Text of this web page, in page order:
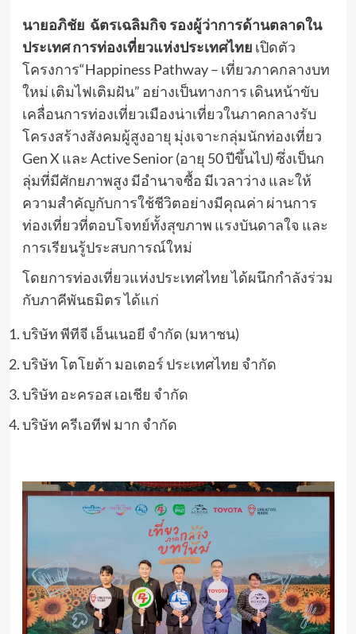
นายอภิชัย ฉัตรเฉลิมกิจ รองผู้ว่าการด้านตลาดใน
ประเทศ การท่องเที่ยวแห่งประเทศไทย เปิดตัว
โครงการ“Happiness Pathway – เที่ยวภาคกลางบท
ใหม่ เติมไฟเติมฝัน” อย่างเป็นทางการ เดินหน้าขับ
เคลื่อนการท่องเที่ยวเมืองน่าเที่ยวในภาคกลางรับ
โครงสร้างสังคมผู้สูงอายุ มุ่งเจาะกลุ่มนักท่องเที่ยว
Gen X และ Active Senior (อายุ 50 ปีขึ้นไป) ซึ่งเป็นก
ลุ่มที่มีศักยภาพสูง มีอำนาจซื้อ มีเวลาว่าง และให้
ความสำคัญกับการใช้ชีวิตอย่างมีคุณค่า ผ่านการ
ท่องเที่ยวที่ตอบโจทย์ทั้งสุขภาพ แรงบันดาลใจ และ
การเรียนรู้ประสบการณ์ใหม่
โดยการท่องเที่ยวแห่งประเทศไทย ได้ผนึกกำลังร่วม
กับภาคีพันธมิตร ได้แก่
บริษัท พีทีจี เอ็นเนอยี จำกัด (มหาชน)
บริษัท โตโยต้า มอเตอร์ ประเทศไทย จำกัด
บริษัท อะครอส เอเชีย จำกัด
บริษัท ครีเอทีฟ มาก จำกัด